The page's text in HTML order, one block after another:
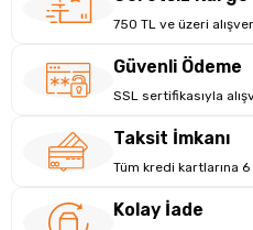
Yaklaşık fiyat aralığı ₺1.100 –
750 TL ve üzeri
Güvenli Ödeme
SSL sertifikasıyla
Taksit İmkanı
Tüm kredi kartlarına
Kolay İade